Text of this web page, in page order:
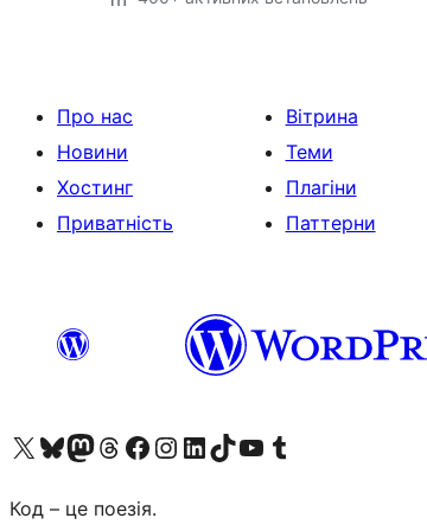
Про нас
Новини
Хостинг
Приватність
Вітрина
Теми
Плагіни
Паттерни
Visit our X (formerly Twitter) account
Visit our Bluesky account
Завітайте до нашої стрічки в Mastodon
Visit our Threads account
Завітайте на нашу сторінку в Facebook
Visit our Instagram account
Visit our LinkedIn account
Visit our TikTok account
Visit our YouTube channel
Visit our Tumblr account
Код – це поезія.